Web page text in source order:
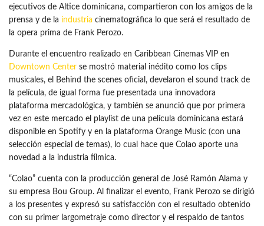
ejecutivos de Altice dominicana, compartieron con los amigos de la
prensa y de la industria cinematográfica lo que será el resultado de
la opera prima de Frank Perozo.
Durante el encuentro realizado en Caribbean Cinemas VIP en
Downtown Center se mostró material inédito como los clips
musicales, el Behind the scenes oficial, develaron el sound track de
la película, de igual forma fue presentada una innovadora
plataforma mercadológica, y también se anunció que por primera
vez en este mercado el playlist de una película dominicana estará
disponible en Spotify y en la plataforma Orange Music (con una
selección especial de temas), lo cual hace que Colao aporte una
novedad a la industria fílmica.
“Colao” cuenta con la producción general de José Ramón Alama y
su empresa Bou Group. Al finalizar el evento, Frank Perozo se dirigió
a los presentes y expresó su satisfacción con el resultado obtenido
con su primer largometraje como director y el respaldo de tantos